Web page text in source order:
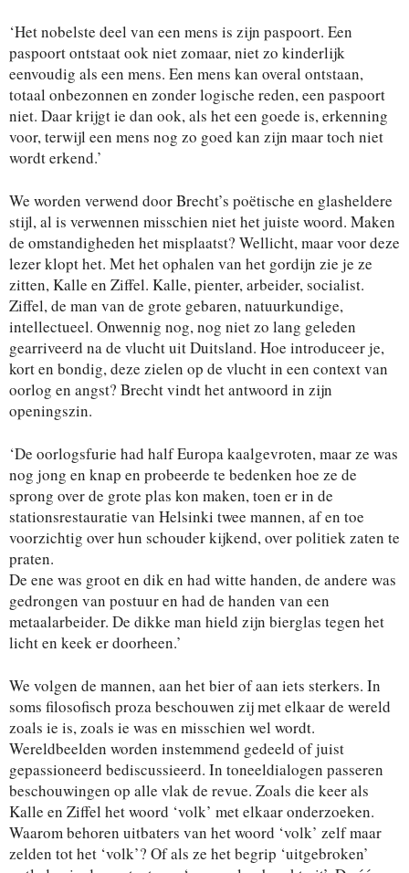
‘Het nobelste deel van een mens is zijn paspoort. Een
paspoort ontstaat ook niet zomaar, niet zo kinderlijk
eenvoudig als een mens. Een mens kan overal ontstaan,
totaal onbezonnen en zonder logische reden, een paspoort
niet. Daar krijgt ie dan ook, als het een goede is, erkenning
voor, terwijl een mens nog zo goed kan zijn maar toch niet
wordt erkend.’
We worden verwend door Brecht’s poëtische en glasheldere
stijl, al is verwennen misschien niet het juiste woord. Maken
de omstandigheden het misplaatst? Wellicht, maar voor deze
lezer klopt het. Met het ophalen van het gordijn zie je ze
zitten, Kalle en Ziffel. Kalle, pienter, arbeider, socialist.
Ziffel, de man van de grote gebaren, natuurkundige,
intellectueel. Onwennig nog, nog niet zo lang geleden
gearriveerd na de vlucht uit Duitsland. Hoe introduceer je,
kort en bondig, deze zielen op de vlucht in een context van
oorlog en angst? Brecht vindt het antwoord in zijn
openingszin.
‘De oorlogsfurie had half Europa kaalgevroten, maar ze was
nog jong en knap en probeerde te bedenken hoe ze de
sprong over de grote plas kon maken, toen er in de
stationsrestauratie van Helsinki twee mannen, af en toe
voorzichtig over hun schouder kijkend, over politiek zaten te
praten.
De ene was groot en dik en had witte handen, de andere was
gedrongen van postuur en had de handen van een
metaalarbeider. De dikke man hield zijn bierglas tegen het
licht en keek er doorheen.’
We volgen de mannen, aan het bier of aan iets sterkers. In
soms filosofisch proza beschouwen zij met elkaar de wereld
zoals ie is, zoals ie was en misschien wel wordt.
Wereldbeelden worden instemmend gedeeld of juist
gepassioneerd bediscussieerd. In toneeldialogen passeren
beschouwingen op alle vlak de revue. Zoals die keer als
Kalle en Ziffel het woord ‘volk’ met elkaar onderzoeken.
Waarom behoren uitbaters van het woord ‘volk’ zelf maar
zelden tot het ‘volk’? Of als ze het begrip ‘uitgebroken’